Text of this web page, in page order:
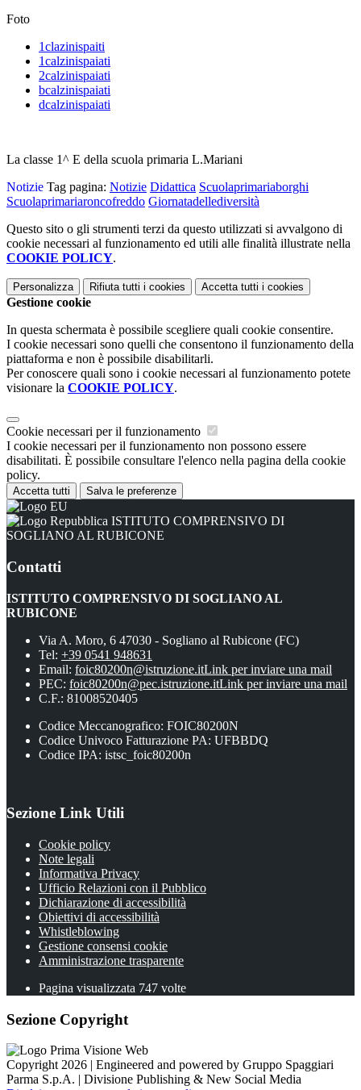
Foto
1clazinispaiti
1calzinispaiati
2calzinispaiati
bcalzinispaiati
dcalzinispaiati
La classe 1^ E della scuola primaria L.Mariani
Notizie Tag pagina: Notizie Didattica Scuolaprimariaborghi
Scuolaprimariaroncofreddo Giornatadellediversità
Questo sito o gli strumenti terzi da questo utilizzati si avvalgono di
cookie necessari al funzionamento ed utili alle finalità illustrate nella
COOKIE POLICY.
Personalizza Rifiuta tutti i cookies Accetta tutti i cookies
Gestione cookie
In questa schermata è possibile scegliere quali cookie consentire.
I cookie necessari sono quelli che consentono il funzionamento della
piattaforma e non è possibile disabilitarli.
Per conoscere quali sono i cookie necessari al funzionamento potete
visionare la COOKIE POLICY.
Cookie necessari per il funzionamento
I cookie necessari per il funzionamento non possono essere
disabilitati. È possibile consultare l'elenco nella pagina della cookie
policy.
Accetta tutti Salva le preferenze
ISTITUTO COMPRENSIVO DI
SOGLIANO AL RUBICONE
Contatti
ISTITUTO COMPRENSIVO DI SOGLIANO AL
RUBICONE
Via A. Moro, 6 47030 - Sogliano al Rubicone (FC)
Tel: +39 0541 948631
Email: foic80200n@istruzione.itLink per inviare una mail
PEC: foic80200n@pec.istruzione.itLink per inviare una mail
C.F.: 81008520405
Codice Meccanografico: FOIC80200N
Codice Univoco Fatturazione PA: UFBBDQ
Codice IPA: istsc_foic80200n
Sezione Link Utili
Cookie policy
Note legali
Informativa Privacy
Ufficio Relazioni con il Pubblico
Dichiarazione di accessibilità
Obiettivi di accessibilità
Whistleblowing
Gestione consensi cookie
Amministrazione trasparente
Pagina visualizzata 747 volte
Sezione Copyright
Copyright 2026 | Engineered and powered by Gruppo Spaggiari
Parma S.p.A. | Divisione Publishing & New Social Media